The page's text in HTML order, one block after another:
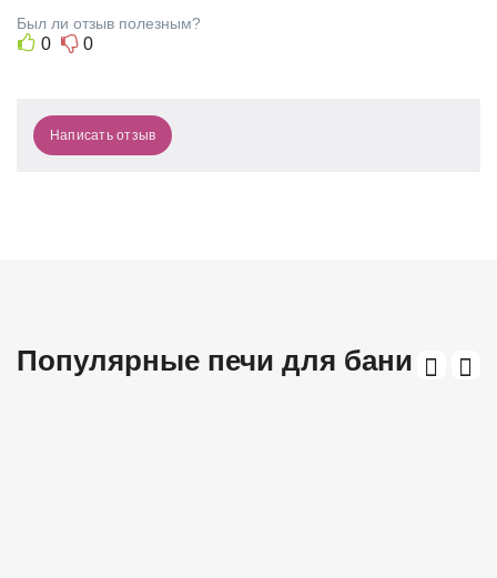
Н
А
Был ли отзыв полезным?
0 0
Написать отзыв
Популярные печи для бани